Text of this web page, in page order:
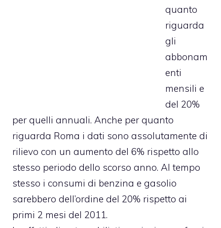
quanto
riguarda
gli
abbonam
enti
mensili e
del 20%
per quelli annuali. Anche per quanto
riguarda Roma i dati sono assolutamente di
rilievo con un aumento del 6% rispetto allo
stesso periodo dello scorso anno. Al tempo
stesso i consumi di benzina e gasolio
sarebbero dell’ordine del 20% rispetto ai
primi 2 mesi del 2011.